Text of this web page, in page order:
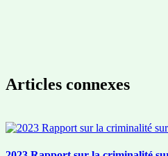
Articles connexes